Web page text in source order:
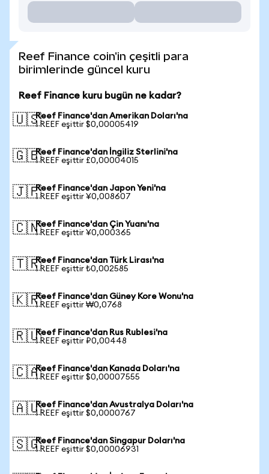
Reef Finance coin'in çeşitli para
birimlerinde güncel kuru
Reef Finance kuru bugün ne kadar?
🇺🇸Reef Finance'dan Amerikan Doları'na
1 REEF eşittir $0,00005419
🇬🇧Reef Finance'dan İngiliz Sterlini'na
1 REEF eşittir £0,00004015
🇯🇵Reef Finance'dan Japon Yeni'na
1 REEF eşittir ¥0,008607
🇨🇳Reef Finance'dan Çin Yuanı'na
1 REEF eşittir ¥0,000365
🇹🇷Reef Finance'dan Türk Lirası'na
1 REEF eşittir ₺0,002585
🇰🇷Reef Finance'dan Güney Kore Wonu'na
1 REEF eşittir ₩0,0768
🇷🇺Reef Finance'dan Rus Rublesi'na
1 REEF eşittir ₽0,00448
🇨🇦Reef Finance'dan Kanada Doları'na
1 REEF eşittir $0,00007555
🇦🇺Reef Finance'dan Avustralya Doları'na
1 REEF eşittir $0,0000767
🇸🇬Reef Finance'dan Singapur Doları'na
1 REEF eşittir $0,00006931